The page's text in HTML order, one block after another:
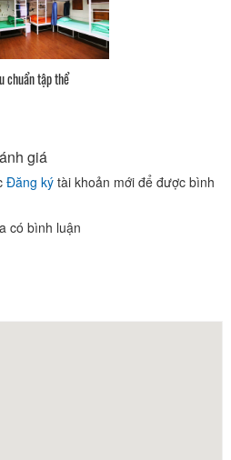
chuẩn tập thể
giá
Đăng ký tài khoản mới để được bình
có bình luận